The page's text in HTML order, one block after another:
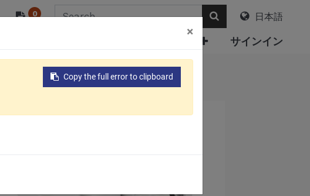
サインイン
0 日本語
マウント（1"-2"）
×
Copy the full error to clipboard